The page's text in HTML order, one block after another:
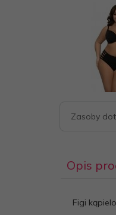
Zasoby
Opis
Figi